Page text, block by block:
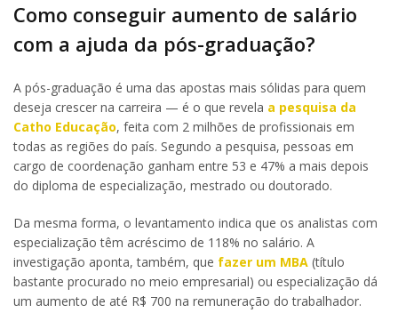
Como conseguir aumento de salário
com a ajuda da pós-graduação?
A pós-graduação é uma das apostas mais sólidas para quem
deseja crescer na carreira — é o que revela a pesquisa da
Catho Educação, feita com 2 milhões de profissionais em
todas as regiões do país. Segundo a pesquisa, pessoas em
cargo de coordenação ganham entre 53 e 47% a mais depois
do diploma de especialização, mestrado ou doutorado.
Da mesma forma, o levantamento indica que os analistas com
especialização têm acréscimo de 118% no salário. A
investigação aponta, também, que fazer um MBA (título
bastante procurado no meio empresarial) ou especialização dá
um aumento de até R$ 700 na remuneração do trabalhador.